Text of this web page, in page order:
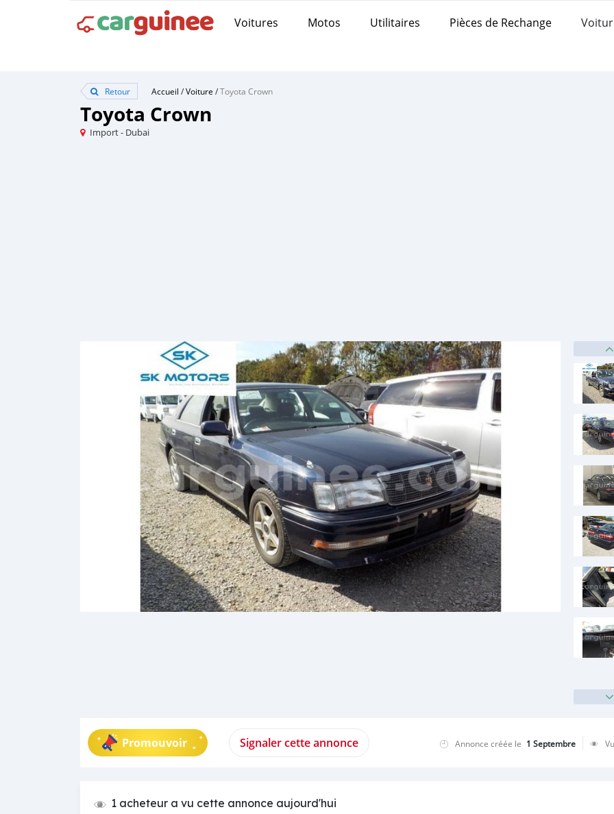
Voitures Motos Utilitaires Pièces de Rechange
Retour Accueil /Voiture /Toyota Crown
Toyota Crown
Import - Dubai
Promouvoir Signaler cette annonce Annonce créée le 1 Septembre Vu
1 acheteur a vu cette annonce aujourd'hui